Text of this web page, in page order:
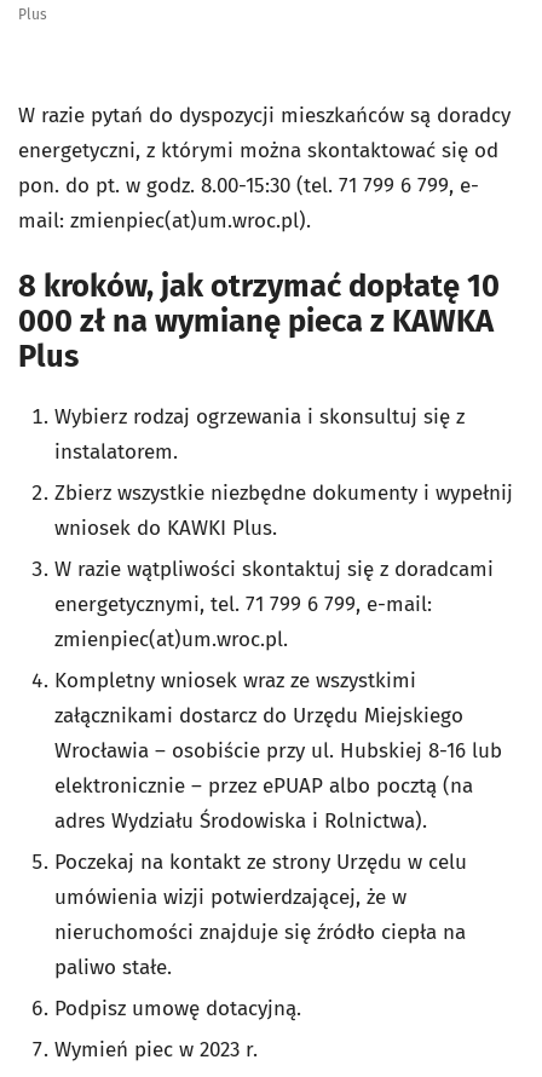
Plus
W razie pytań do dyspozycji mieszkańców są doradcy
energetyczni, z którymi można skontaktować się od
pon. do pt. w godz. 8.00-15:30 (tel. 71 799 6 799, e-
mail: zmienpiec(at)um.wroc.pl).
8 kroków, jak otrzymać dopłatę 10
000 zł na wymianę pieca z KAWKA
Plus
Wybierz rodzaj ogrzewania i skonsultuj się z
instalatorem.
Zbierz wszystkie niezbędne dokumenty i wypełnij
wniosek do KAWKI Plus.
W razie wątpliwości skontaktuj się z doradcami
energetycznymi, tel. 71 799 6 799, e-mail:
zmienpiec(at)um.wroc.pl.
Kompletny wniosek wraz ze wszystkimi
załącznikami dostarcz do Urzędu Miejskiego
Wrocławia – osobiście przy ul. Hubskiej 8-16 lub
elektronicznie – przez ePUAP albo pocztą (na
adres Wydziału Środowiska i Rolnictwa).
Poczekaj na kontakt ze strony Urzędu w celu
umówienia wizji potwierdzającej, że w
nieruchomości znajduje się źródło ciepła na
paliwo stałe.
Podpisz umowę dotacyjną.
Wymień piec w 2023 r.